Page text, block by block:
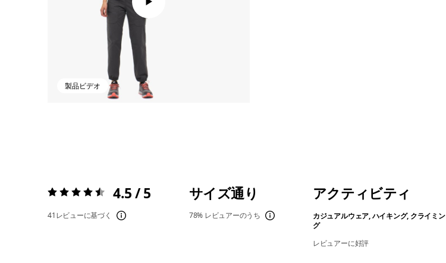
製品ビデオ
評価:4.5 / 5 4.5 / 5
41レビューに基づく
サイズ通り
78% レビュアーのうち
アクティビティ
カジュアルウェア, ハイキング, クライミン
グ
レビュアーに好評